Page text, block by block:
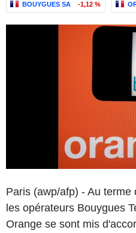
BOUYGUES SA -1,12 %
Paris (awp/afp) - Au
les opérateurs Bouygues
Orange se sont mis